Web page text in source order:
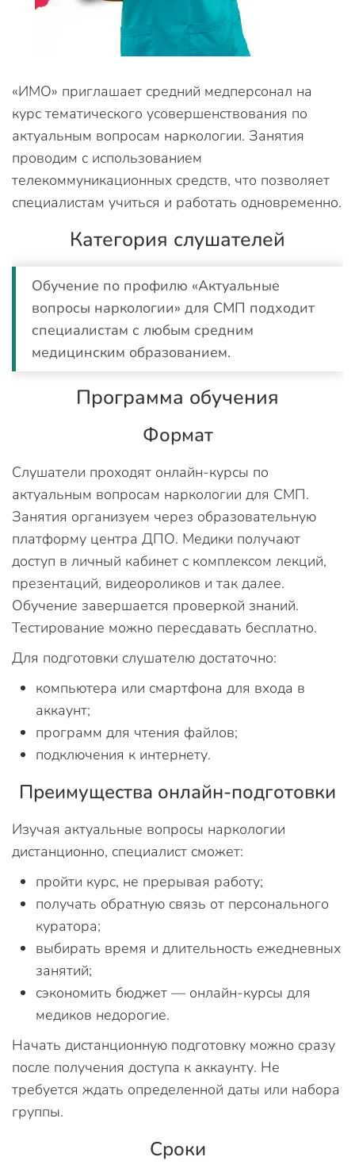
«ИМО» приглашает средний медперсонал на
курс тематического усовершенствования по
актуальным вопросам наркологии. Занятия
проводим с использованием
телекоммуникационных средств, что позволяет
специалистам учиться и работать одновременно.
Категория слушателей
Обучение по профилю «Актуальные
вопросы наркологии» для СМП подходит
специалистам с любым средним
медицинским образованием.
Программа обучения
Формат
Слушатели проходят онлайн-курсы по
актуальным вопросам наркологии для СМП.
Занятия организуем через образовательную
платформу центра ДПО. Медики получают
доступ в личный кабинет с комплексом лекций,
презентаций, видеороликов и так далее.
Обучение завершается проверкой знаний.
Тестирование можно пересдавать бесплатно.
Для подготовки слушателю достаточно:
компьютера или смартфона для входа в
аккаунт;
программ для чтения файлов;
подключения к интернету.
Преимущества онлайн-подготовки
Изучая актуальные вопросы наркологии
дистанционно, специалист сможет:
пройти курс, не прерывая работу;
получать обратную связь от персонального
куратора;
выбирать время и длительность ежедневных
занятий;
сэкономить бюджет — онлайн-курсы для
медиков недорогие.
Начать дистанционную подготовку можно сразу
после получения доступа к аккаунту. Не
требуется ждать определенной даты или набора
группы.
Сроки